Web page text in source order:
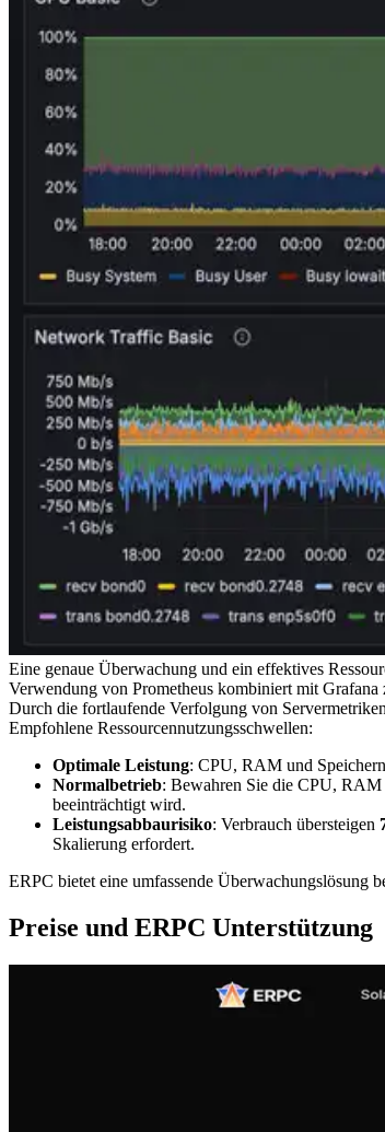
Eine genaue Überwachung und ein effektives
Verwendung von Prometheus kombiniert mit
Durch die fortlaufende Verfolgung von
Empfohlene Ressourcennutzungsschwellen:
Optimale Leistung: CPU, RAM und
Normalbetrieb: Bewahren Sie die CPU,
beeinträchtigt wird.
Leistungsabbaurisiko: Verbrauch übersteigen
Skalierung erfordert.
ERPC bietet eine umfassende Überwachungslösung
Preise und ERPC Unterstützung